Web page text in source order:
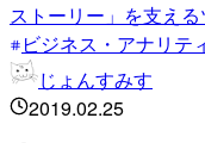
ストーリー」を支え
ビジネス・アナリテ
じょんすみす
2019.02.25